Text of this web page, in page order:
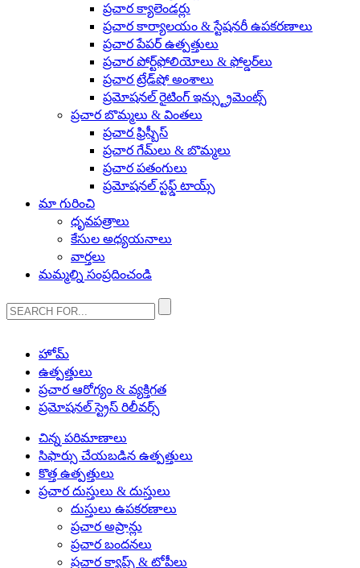
ప్రచార క్యాలెండర్లు
ప్రచార కార్యాలయం & స్టేషనరీ ఉపకరణాలు
ప్రచార పేపర్ ఉత్పత్తులు
ప్రచార పోర్ట్‌ఫోలియోలు & ఫోల్డర్‌లు
ప్రచార ట్రేడ్‌షో అంశాలు
ప్రమోషనల్ రైటింగ్ ఇన్స్ట్రుమెంట్స్
ప్రచార బొమ్మలు & వింతలు
ప్రచార ఫ్రిస్బీస్
ప్రచార గేమ్‌లు & బొమ్మలు
ప్రచార పతంగులు
ప్రమోషనల్ స్టఫ్డ్ టాయ్స్
మా గురించి
ధృవపత్రాలు
కేసుల అధ్యయనాలు
వార్తలు
మమ్మల్ని సంప్రదించండి
హోమ్
ఉత్పత్తులు
ప్రచార ఆరోగ్యం & వ్యక్తిగత
ప్రమోషనల్ స్ట్రెస్ రిలీవర్స్
చిన్న పరిమాణాలు
సిఫార్సు చేయబడిన ఉత్పత్తులు
కొత్త ఉత్పత్తులు
ప్రచార దుస్తులు & దుస్తులు
దుస్తులు ఉపకరణాలు
ప్రచార అప్రాన్లు
ప్రచార బందనలు
ప్రచార క్యాప్స్ & టోపీలు